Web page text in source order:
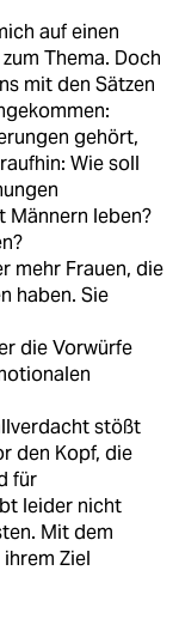
auf einen
Thema. Doch
mit den Sätzen
gehört,
Wie soll
Männern leben?
mehr Frauen, die
haben. Sie
die Vorwürfe
stößt
den Kopf, die
für
leider nicht
Mit dem
Ziel